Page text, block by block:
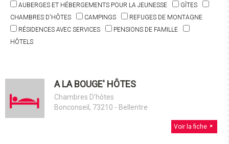
AUBERGES ET HÉBERGEMENTS POUR LA JEUNESSE
GÎTES
CHAMBRES D'HÔTES
CAMPINGS
REFUGES DE MONTAGNE
RÉSIDENCES AVEC SERVICES
PENSIONS DE FAMILLE
HÔTELS
A LA BOUGE' HÔTES
Chambres D'hôtes
Bonconseil, 73210 - Bellentre
Voir la fiche